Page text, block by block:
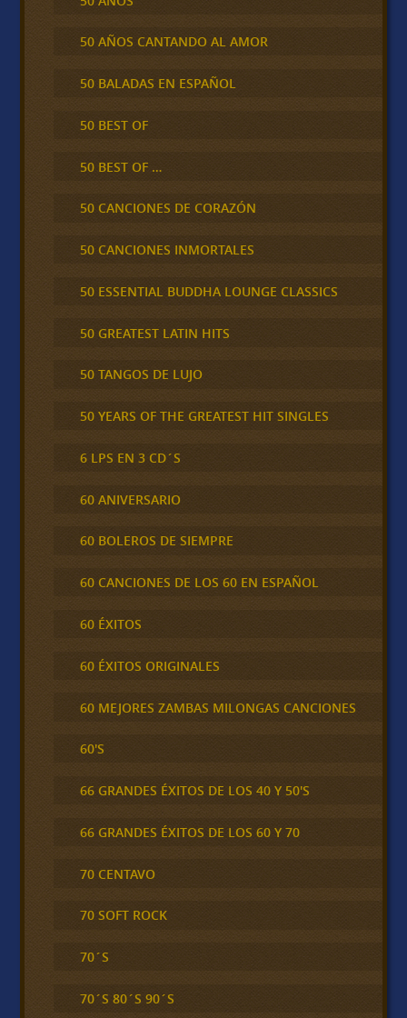
50 AÑOS CANTANDO AL AMOR
50 BALADAS EN ESPAÑOL
50 BEST OF
50 BEST OF …
50 CANCIONES DE CORAZÓN
50 CANCIONES INMORTALES
50 ESSENTIAL BUDDHA LOUNGE CLASSICS
50 GREATEST LATIN HITS
50 TANGOS DE LUJO
50 YEARS OF THE GREATEST HIT SINGLES
6 LPS EN 3 CD´S
60 ANIVERSARIO
60 BOLEROS DE SIEMPRE
60 CANCIONES DE LOS 60 EN ESPAÑOL
60 ÉXITOS
60 ÉXITOS ORIGINALES
60 MEJORES ZAMBAS MILONGAS CANCIONES
60'S
66 GRANDES ÉXITOS DE LOS 40 Y 50'S
66 GRANDES ÉXITOS DE LOS 60 Y 70
70 CENTAVO
70 SOFT ROCK
70´S
70´S 80´S 90´S